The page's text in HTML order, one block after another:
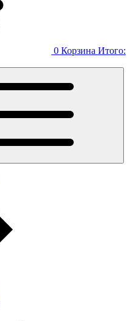
0 Корзина Итого: